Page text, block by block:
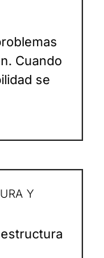
Cuando
se
Y